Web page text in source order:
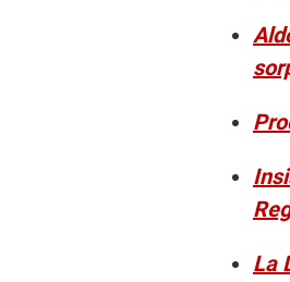
La